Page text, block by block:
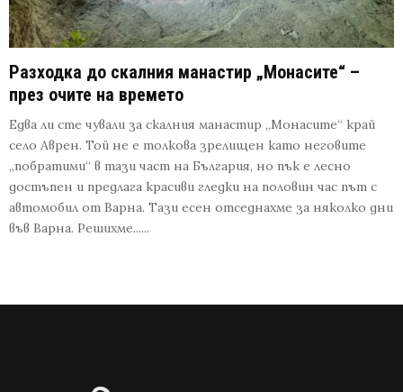
Разходка до скалния манастир „Монасите“ –
през очите на времето
Едва ли сте чували за скалния манастир „Монасите“ край
село Аврен. Той не е толкова зрелищен като неговите
„побратими“ в тази част на България, но пък е лесно
достъпен и предлага красиви гледки на половин час път с
автомобил от Варна. Тази есен отседнахме за няколко дни
във Варна. Решихме......